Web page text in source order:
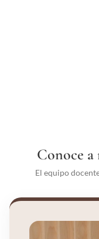
Conoce
El equipo